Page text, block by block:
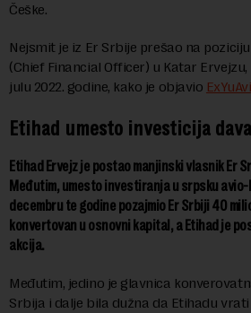
Češke.
Nejsmit je iz Er Srbije prešao na
(Chief Financial Officer) u Katar
julu 2022. godine, kako je objavio
Etihad umesto investicija
Etihad Ervejz je postao manjinski vlasnik Er
Međutim, umesto investiranja u srpsku avio-
decembru te godine pozajmio Er Srbiji 40
konvertovan u osnovni kapital, a Etihad je
akcija.
Međutim, jedino je glavnica
Srbija i dalje bila dužna da Etihadu